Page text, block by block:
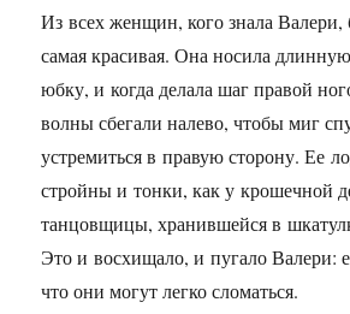
Из всех женщин, кого знала
самая красивая. Она носила
юбку, и когда делала шаг правой
волны сбегали налево, чтобы миг
устремиться в правую сторону. Ее
стройны и тонки, как у крошечной
танцовщицы, хранившейся в
Это и восхищало, и пугало Валери:
что они могут легко сломаться.